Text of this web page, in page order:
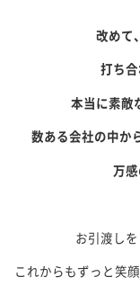
改めて
打ち
本当に素敵
数ある会社の中か
万
お引渡し
これからもずっと笑